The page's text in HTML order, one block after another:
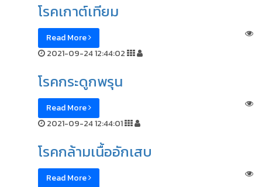
โรคเกาต์เทียม
Read More
2021-09-24 12:44:02
โรคกระดูกพรุน
Read More
2021-09-24 12:44:01
โรคกล้ามเนื้ออักเสบ
Read More